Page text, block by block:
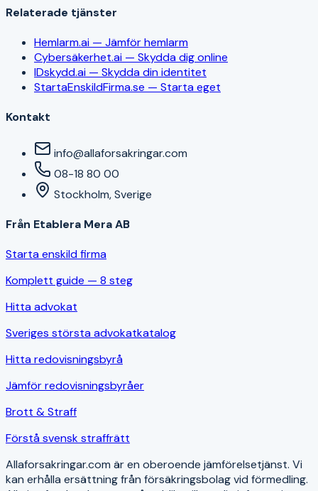
Relaterade tjänster
Hemlarm.ai — Jämför hemlarm
Cybersäkerhet.ai — Skydda dig online
IDskydd.ai — Skydda din identitet
StartaEnskildFirma.se — Starta eget
Kontakt
info@allaforsakringar.com
08-18 80 00
Stockholm, Sverige
Från Etablera Mera AB
Starta enskild firma
Komplett guide — 8 steg
Hitta advokat
Sveriges största advokatkatalog
Hitta redovisningsbyrå
Jämför redovisningsbyråer
Brott & Straff
Förstå svensk straffrätt
Allaforsakringar.com är en oberoende jämförelsetjänst. Vi
kan erhålla ersättning från försäkringsbolag vid förmedling.